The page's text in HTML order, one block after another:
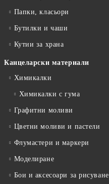
Папки, класьори
Бутилки и чаши
Кутии за храна
Канцеларски материали
Химикалки
Химикалки с гума
Графитни моливи
Цветни моливи и пастели
Флумастери и маркери
Моделиране
Бои и аксесоари за рисуване